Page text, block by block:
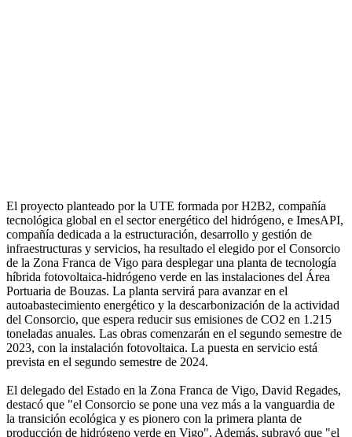
El proyecto planteado por la UTE formada por H2B2, compañía
tecnológica global en el sector energético del hidrógeno, e ImesAPI,
compañía dedicada a la estructuración, desarrollo y gestión de
infraestructuras y servicios, ha resultado el elegido por el Consorcio
de la Zona Franca de Vigo para desplegar una planta de tecnología
híbrida fotovoltaica-hidrógeno verde en las instalaciones del Área
Portuaria de Bouzas. La planta servirá para avanzar en el
autoabastecimiento energético y la descarbonización de la actividad
del Consorcio, que espera reducir sus emisiones de CO2 en 1.215
toneladas anuales. Las obras comenzarán en el segundo semestre de
2023, con la instalación fotovoltaica. La puesta en servicio está
prevista en el segundo semestre de 2024.
El delegado del Estado en la Zona Franca de Vigo, David Regades,
destacó que "el Consorcio se pone una vez más a la vanguardia de
la transición ecológica y es pionero con la primera planta de
producción de hidrógeno verde en Vigo". Además, subrayó que "el